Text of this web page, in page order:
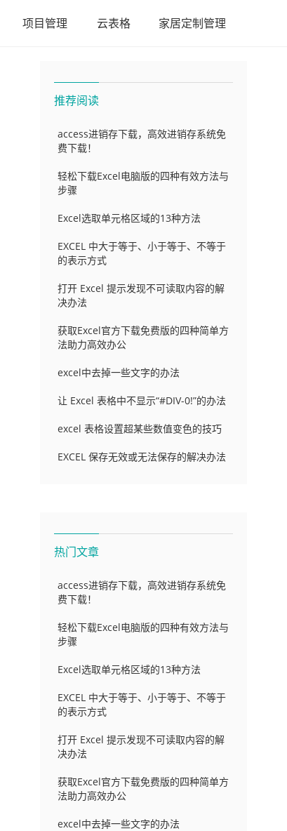
项目管理 云表格 家居定制管理
推荐阅读
access进销存下载，高效进销存系统免
费下载！
轻松下载Excel电脑版的四种有效方法与
步骤
Excel选取单元格区域的13种方法
EXCEL 中大于等于、小于等于、不等于
的表示方式
打开 Excel 提示发现不可读取内容的解
决办法
获取Excel官方下载免费版的四种简单方
法助力高效办公
excel中去掉一些文字的办法
让 Excel 表格中不显示“#DIV-0!”的办法
excel 表格设置超某些数值变色的技巧
EXCEL 保存无效或无法保存的解决办法
热门文章
access进销存下载，高效进销存系统免
费下载！
轻松下载Excel电脑版的四种有效方法与
步骤
Excel选取单元格区域的13种方法
EXCEL 中大于等于、小于等于、不等于
的表示方式
打开 Excel 提示发现不可读取内容的解
决办法
获取Excel官方下载免费版的四种简单方
法助力高效办公
excel中去掉一些文字的办法